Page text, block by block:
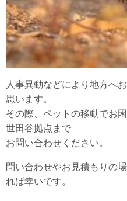
人事異動などにより地方へ
思います。
その際、ペットの移動でお
世田谷拠点まで
お問い合わせください。
問い合わせやお見積もりの
れば幸いです。